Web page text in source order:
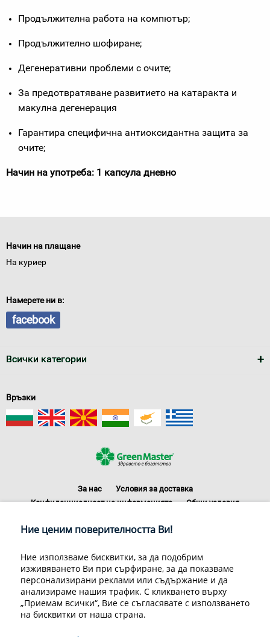
Продължителна работа на компютър;
Продължително шофиране;
Дегенеративни проблеми с очите;
За предотвратяване развитието на катаракта и
макулна дегенерация
Гарантира специфична антиоксидантна защита за
очите;
Начин на употреба: 1 капсула дневно
Начин на плащане
На куриер
Намерете ни в:
facebook
Всички категории
Връзки
За нас
Условия за доставка
Конфиденциалност на информацията
Общи условия
Контакти
070070220
© 1998-2020 Green Master Group Ltd, All rights reserved.
Developed bySirma CI
Ние ценим поверителността Ви!
Ние използваме бисквитки, за да подобрим
изживяването Ви при сърфиране, за да показваме
персонализирани реклами или съдържание и да
анализираме нашия трафик. С кликването върху
„Приемам всички“, Вие се съгласявате с използването
на бисквитки от наша страна.